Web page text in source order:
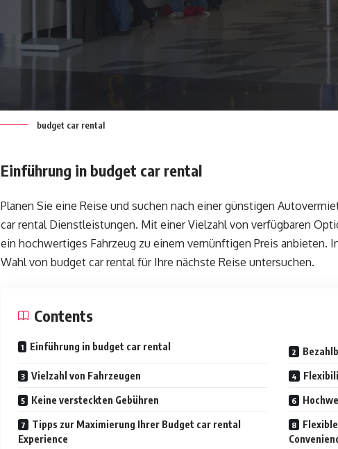
budget car rental
Einführung in budget car rental
Planen Sie eine Reise und suchen nach einer günstigen
car rental Dienstleistungen. Mit einer Vielzahl von verfügbaren
ein hochwertiges Fahrzeug zu einem vernünftigen Preis anbieten.
Wahl von budget car rental für Ihre nächste Reise untersuchen.
Contents
Einführung in budget car rental
Vielzahl von Fahrzeugen
Keine versteckten Gebühren
Tipps zur Maximierung Ihrer Budget car rental
Experience